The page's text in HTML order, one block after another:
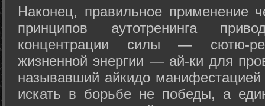
Наконец, правильное применение
принципов аутотренинга
концентрации силы — сютю-
жизненной энергии — ай-ки для
называвший айкидо
искать в борьбе не победы, а